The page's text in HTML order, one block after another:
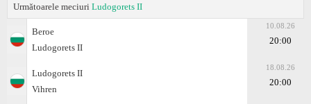
Următoarele meciuri Ludogorets II
Beroe
Ludogorets II
10.08.26
20:00
Ludogorets II
Vihren
18.08.26
20:00